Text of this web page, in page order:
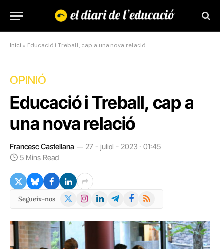
Inici » Educació i Treball, cap a una nova relació
OPINIÓ
Educació i Treball, cap a
una nova relació
Francesc Castellana
27 - juliol - 2023 · 01:45
5 Mins Read
Segueix-nos
X
Instagram
LinkedInTelegramFacebook
RSS